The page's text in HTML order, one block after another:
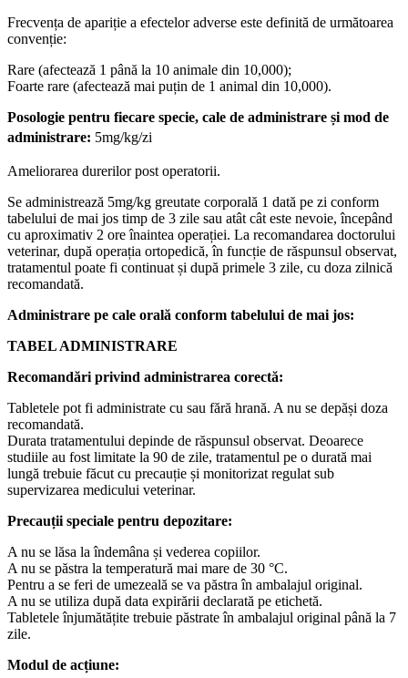
Frecvența de apariție a efectelor adverse este definită de următoarea
convenție:
Rare (afectează 1 până la 10 animale din 10,000);
Foarte rare (afectează mai puțin de 1 animal din 10,000).
Posologie pentru fiecare specie, cale de administrare și mod de
administrare: 5mg/kg/zi
Ameliorarea durerilor post operatorii.
Se administrează 5mg/kg greutate corporală 1 dată pe zi conform
tabelului de mai jos timp de 3 zile sau atât cât este nevoie, începând
cu aproximativ 2 ore înaintea operației. La recomandarea doctorului
veterinar, după operația ortopedică, în funcție de răspunsul observat,
tratamentul poate fi continuat și după primele 3 zile, cu doza zilnică
recomandată.
Administrare pe cale orală conform tabelului de mai jos:
TABEL ADMINISTRARE
Recomandări privind administrarea corectă:
Tabletele pot fi administrate cu sau fără hrană. A nu se depăși doza
recomandată.
Durata tratamentului depinde de răspunsul observat. Deoarece
studiile au fost limitate la 90 de zile, tratamentul pe o durată mai
lungă trebuie făcut cu precauție și monitorizat regulat sub
supervizarea medicului veterinar.
Precauții speciale pentru depozitare:
A nu se lăsa la îndemâna și vederea copiilor.
A nu se păstra la temperatură mai mare de 30 °C.
Pentru a se feri de umezeală se va păstra în ambalajul original.
A nu se utiliza după data expirării declarată pe etichetă.
Tabletele înjumătățite trebuie păstrate în ambalajul original până la 7
zile.
Modul de acțiune: